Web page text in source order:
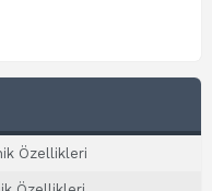
Özellikleri